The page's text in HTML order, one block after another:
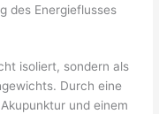
des Energieflusses
isoliert, sondern als
Durch eine
und einem